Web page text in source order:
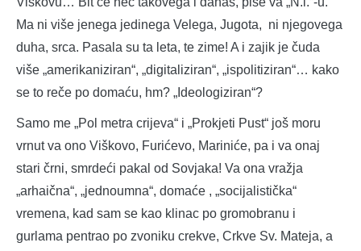
Ma ni više jenega jedinega Velega, Jugota, ni njegovega
duha, srca. Pasala su ta leta, te zime! A i zajik je čuda
više „amerikaniziran“, „digitaliziran“, „ispolitiziran“… kako
se to reče po domaću, hm? „Ideologiziran“?
Samo me „Pol metra crijeva“ i „Prokjeti Pust“ još moru
vrnut va ono Viškovo, Furićevo, Mariniće, pa i va onaj
stari črni, smrdeći pakal od Sovjaka! Va ona vražja
„arhaična“, „jednoumna“, domaće , „socijalistička“
vremena, kad sam se kao klinac po gromobranu i
gurlama pentrao po zvoniku crekve, Crkve Sv. Mateja, a